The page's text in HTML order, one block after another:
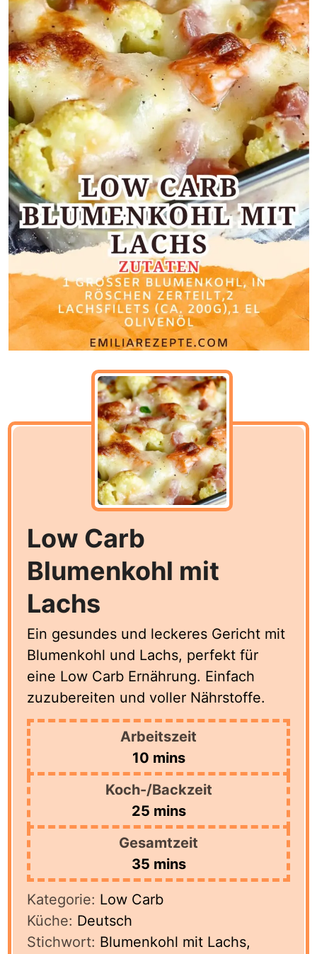
Low Carb
Blumenkohl mit
Lachs
Ein gesundes und leckeres Gericht mit
Blumenkohl und Lachs, perfekt für
eine Low Carb Ernährung. Einfach
zuzubereiten und voller Nährstoffe.
Arbeitszeit
10minutes
mins
Koch-/Backzeit
25minutes
mins
Gesamtzeit
35minutes
mins
Kategorie: Low Carb
Küche: Deutsch
Stichwort: Blumenkohl mit Lachs,